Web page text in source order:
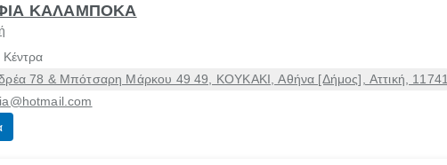
ΚΑΛΑΜΠΟΚΑ
Κέντρα
78 & Μπότσαρη Μάρκου 49 49, ΚΟΥΚΑΚΙ, Αθήνα [Δήμος], Αττική, 11741